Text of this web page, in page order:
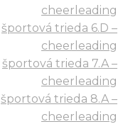
cheerleading
športová trieda 6.D –
cheerleading
športová trieda 7.A –
cheerleading
športová trieda 8.A –
cheerleading